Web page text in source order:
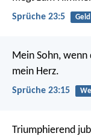
Sprüche 23:5 Geld
Mein Sohn, wenn
mein Herz.
Sprüche 23:15
Triumphierend